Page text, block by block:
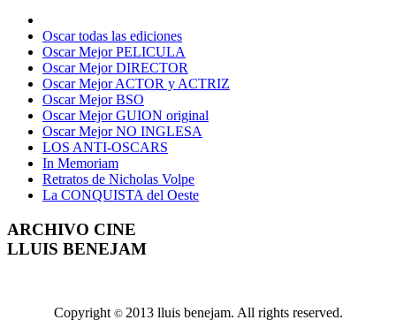
Oscar todas las ediciones
Oscar Mejor PELICULA
Oscar Mejor DIRECTOR
Oscar Mejor ACTOR y ACTRIZ
Oscar Mejor BSO
Oscar Mejor GUION original
Oscar Mejor NO INGLESA
LOS ANTI-OSCARS
In Memoriam
Retratos de Nicholas Volpe
La CONQUISTA del Oeste
ARCHIVO CINE
LLUIS BENEJAM
Copyright © 2013 lluis benejam. All rights reserved.